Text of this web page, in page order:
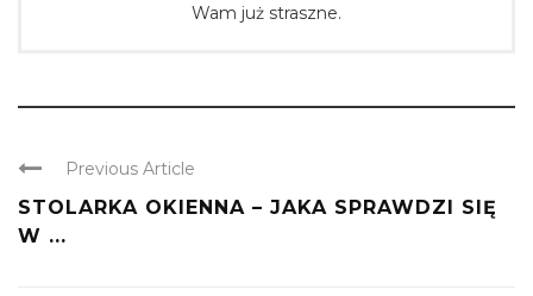
Wam już straszne.
Previous Article
STOLARKA OKIENNA – JAKA SPRAWDZI SIĘ
W ...